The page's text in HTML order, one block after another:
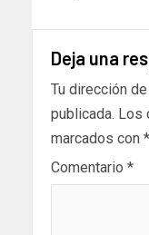
Deja una
Tu dirección
publicada. Los
marcados con *
Comentario *